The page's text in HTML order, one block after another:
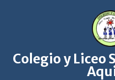
Colegio y Liceo